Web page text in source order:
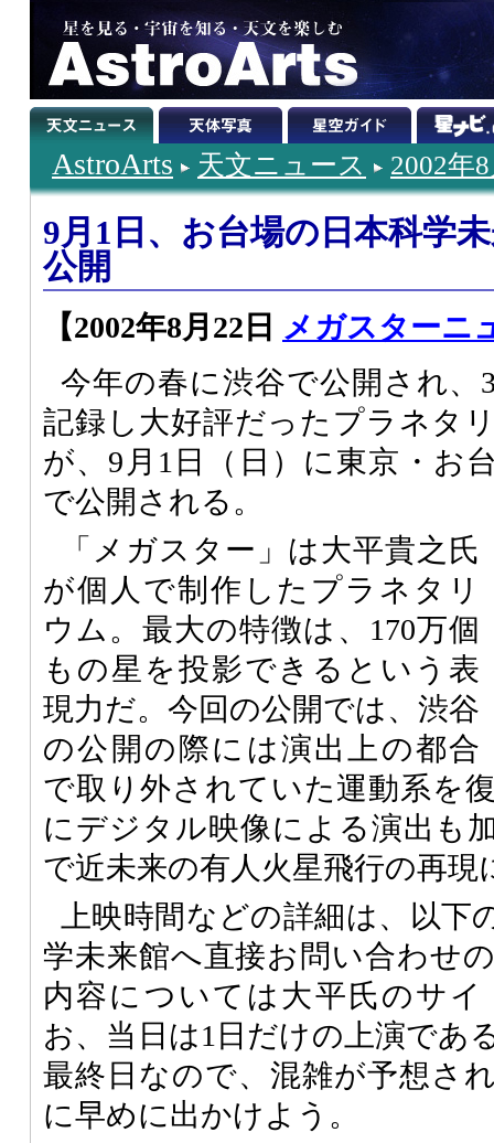
AstroArts 天文ニュース 2002年
9月1日、お台場の日本科学
公開
【2002年8月22日 メガスターニ
今年の春に渋谷で公開され、
記録し大好評だったプラネタ
が、9月1日（日）に東京・お
で公開される。
「メガスター」は大平貴之氏
が個人で制作したプラネタリ
ウム。最大の特徴は、170万個
もの星を投影できるという表
現力だ。今回の公開では、渋谷
の公開の際には演出上の都合
で取り外されていた運動系を
にデジタル映像による演出も
で近未来の有人火星飛行の再現
上映時間などの詳細は、以下
学未来館へ直接お問い合わせ
内容については大平氏のサ
お、当日は1日だけの上演であ
最終日なので、混雑が予想さ
に早めに出かけよう。